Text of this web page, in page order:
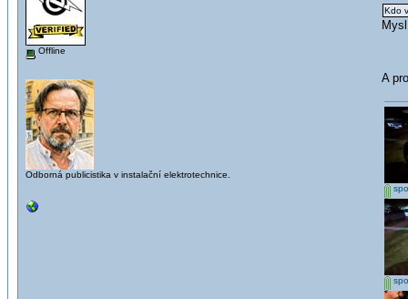
Offline
Odborná publicistika v instalační elektrotechnice.
Kdo
A